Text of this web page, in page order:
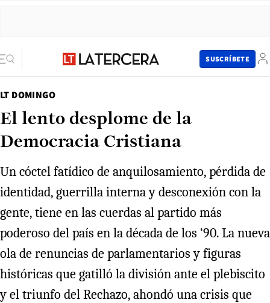
SUSCRÍBETE
LT DOMINGO
El lento desplome de la
Democracia Cristiana
Un cóctel fatídico de anquilosamiento, pérdida de
identidad, guerrilla interna y desconexión con la
gente, tiene en las cuerdas al partido más
poderoso del país en la década de los ‘90. La nueva
ola de renuncias de parlamentarios y figuras
históricas que gatilló la división ante el plebiscito
y el triunfo del Rechazo, ahondó una crisis que